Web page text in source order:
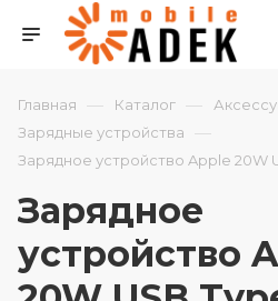
Главная — Каталог —
Зарядные устройства —
Зарядное устройство Apple 20W
Зарядное
устройство